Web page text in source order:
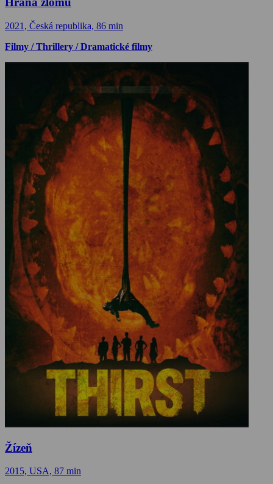
2021, Česká republika, 86 min
Filmy / Thrillery / Dramatické filmy
Žízeň
2015, USA, 87 min